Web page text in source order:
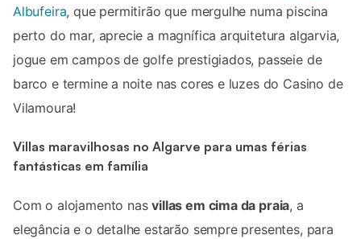
Albufeira, que permitirão que mergulhe numa piscina
perto do mar, aprecie a magnífica arquitetura algarvia,
jogue em campos de golfe prestigiados, passeie de
barco e termine a noite nas cores e luzes do Casino de
Vilamoura!
Villas maravilhosas no Algarve para umas férias
fantásticas em família
Com o alojamento nasvillas em cima da praia, a
elegância e o detalhe estarão sempre presentes, para